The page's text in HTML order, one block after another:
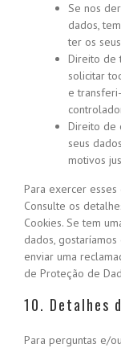
Se nos
dados,
ter os
Direito de
solicitar
e
Direito de
seus
motivos
Para exercer esses
Consulte os
Cookies. Se tem
dados,
enviar uma
de Proteção de
10. Detalhes
Para perguntas e/